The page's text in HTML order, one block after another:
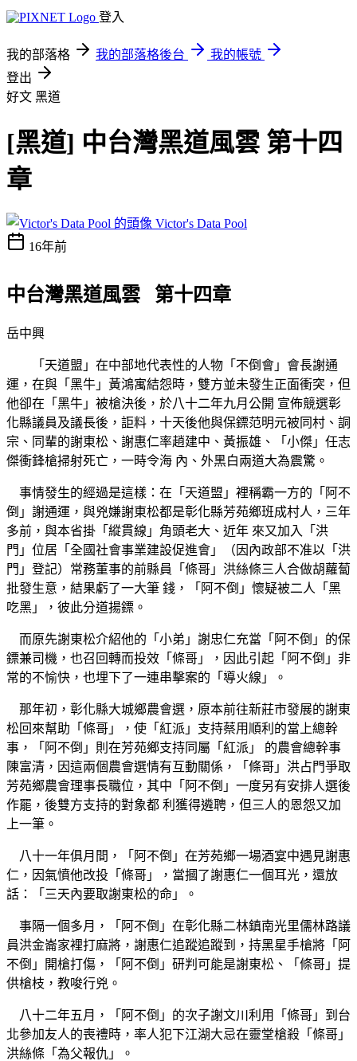
登入
我的部落格 我的部落格後台
我的帳號
登出
好文 黑道
[黑道] 中台灣黑道風雲 第十四
章
Victor's Data Pool
16年前
中台灣黑道風雲 第十四章
岳中興
「天道盟」在中部地代表性的人物「不倒會」會長謝通
運，在與「黑牛」黃鴻寓結怨時，雙方並未發生正面衝突，但
他卻在「黑牛」被槍決後，於八十二年九月公開 宣佈競選彰
化縣議員及議長後，詎料，十天後他與保鏢范明元被同村、詷
宗、同輩的謝東松、謝惠仁率趙建中、黃振雄、「小傑」任志
傑衝鋒槍掃射死亡，一時令海 內、外黑白兩道大為震驚。
事情發生的經過是這樣：在「天道盟」裡稱霸一方的「阿不
倒」謝通運，與兇嫌謝東松都是彰化縣芳苑鄉班成村人，三年
多前，與本省掛「縱貫線」角頭老大、近年 來又加入「洪
門」位居「全國社會事業建設促進會」（因內政部不准以「洪
門」登記）常務董事的前縣員「條哥」洪絲條三人合做胡蘿蔔
批發生意，結果虧了一大筆 錢，「阿不倒」懷疑被二人「黑
吃黑」，彼此分道揚鏢。
而原先謝東松介紹他的「小弟」謝忠仁充當「阿不倒」的保
鏢兼司機，也召回轉而投效「條哥」，因此引起「阿不倒」非
常的不愉快，也埋下了一連串擊案的「導火線」。
那年初，彰化縣大城鄉農會選，原本前往新莊市發展的謝東
松回來幫助「條哥」，使「紅派」支持蔡用順利的當上總幹
事，「阿不倒」則在芳苑鄉支持同屬「紅派」 的農會總幹事
陳富清，因這兩個農會選情有互動關係，「條哥」洪占門爭取
芳苑鄉農會理事長職位，其中「阿不倒」一度另有安排人選後
作罷，後雙方支持的對象都 利獲得遴聘，但三人的恩怨又加
上一筆。
八十一年俱月間，「阿不倒」在芳苑鄉一場酒宴中遇見謝惠
仁，因氣憤他改投「條哥」，當摑了謝惠仁一個耳光，還放
話：「三天內要取謝東松的命」。
事隔一個多月，「阿不倒」在彰化縣二林鎮南光里儒林路議
員洪金崙家裡打麻將，謝惠仁追蹤追蹤到，持黑星手槍將「阿
不倒」開槍打傷，「阿不倒」研判可能是謝東松、「條哥」提
供槍枝，教唆行兇。
八十二年五月，「阿不倒」的次子謝文川利用「條哥」到台
北參加友人的喪禮時，率人犯下江湖大忌在靈堂槍殺「條哥」
洪絲條「為父報仇」。